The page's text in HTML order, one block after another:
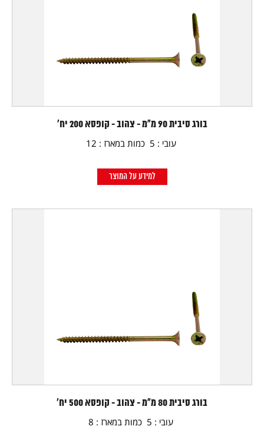
בורג סיבית 90 מ"מ - צהוב - קופסא 200 יח'
עובי : 5 כמות במארז : 12
למידע על המוצר
בורג סיבית 80 מ"מ - צהוב - קופסא 500 יח'
עובי : 5 כמות במארז : 8